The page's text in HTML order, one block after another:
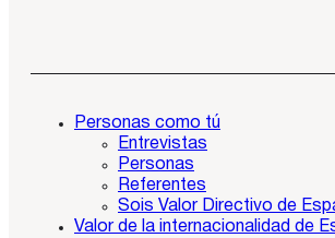
Personas como tú
Entrevistas
Personas
Referentes
Sois Valor Directivo de
Valor de la internacionalidad de